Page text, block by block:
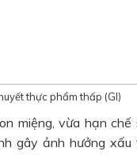
thực phẩm thấp (GI)
miệng, vừa hạn chế
gây ảnh hưởng xấu